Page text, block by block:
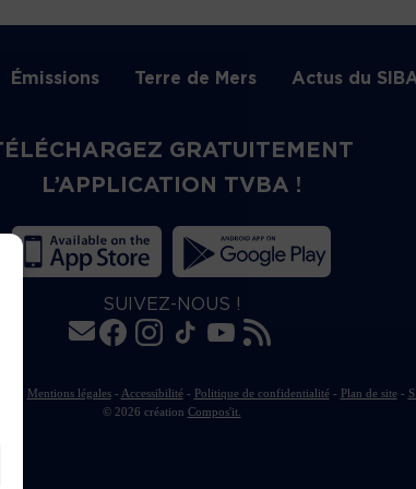
Émissions Terre de Mers Actus du
GRATUITEMENT
L’APPLICATION TVBA !
SUIVEZ-NOUS !
Mentions légales- Accessibilité- Politique de confidentialité- Plan de site-
© 2026 création Compos'it.